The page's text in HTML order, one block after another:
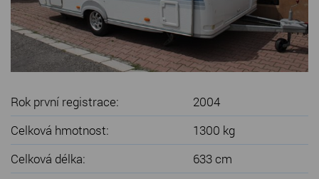
Rok první registrace:
2004
Celková hmotnost:
1300 kg
Celková délka:
633 cm